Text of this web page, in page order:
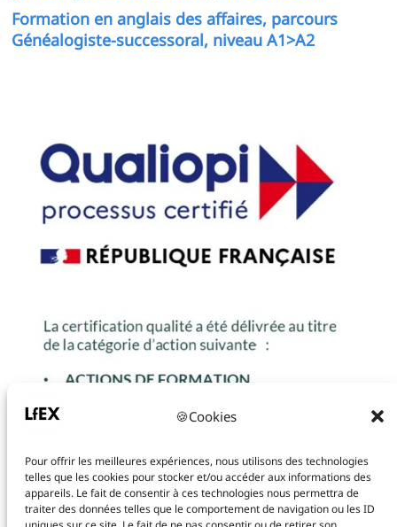
🍪Cookies
Pour offrir les meilleures expériences, nous utilisons des technologies
telles que les cookies pour stocker et/ou accéder aux informations des
appareils. Le fait de consentir à ces technologies nous permettra de
traiter des données telles que le comportement de navigation ou les ID
Formation en anglais des affaires, parcours
Généalogiste-successoral, niveau A1>A2